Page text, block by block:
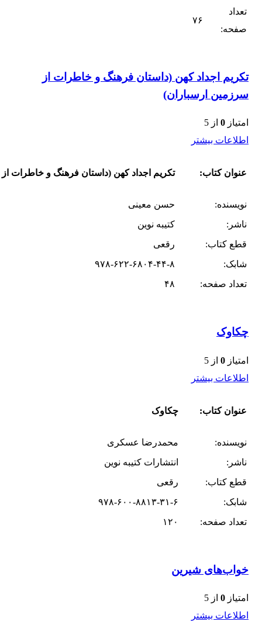
تعداد
صفحه:
۷۶
تکریم اجداد کهن (داستان فرهنگ و خاطرات از
سرزمین ارسباران)
امتیاز 0 از 5
اطلاعات بیشتر
عنوان کتاب: تکریم اجداد کهن (داستان فرهنگ و خاطرات
نویسنده:
حسن معینی
ناشر:
کتیبه نوین
قطع کتاب:
رقعی
شابک:
۹۷۸-۶۲۲-۶۸۰۴-۴۴-۸
تعداد صفحه:
۴۸
چکاوک
امتیاز 0 از 5
اطلاعات بیشتر
عنوان کتاب: چکاوک
نویسنده:
محمدرضا عسکری
ناشر:
انتشارات کتیبه نوین
قطع کتاب:
رقعی
شابک:
۹۷۸-۶۰۰-۸۸۱۳-۳۱-۶
تعداد صفحه:
۱۲۰
خواب‌های شیرین
امتیاز 0 از 5
اطلاعات بیشتر